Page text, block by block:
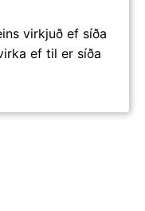
virkjuð ef síða
ef til er síða